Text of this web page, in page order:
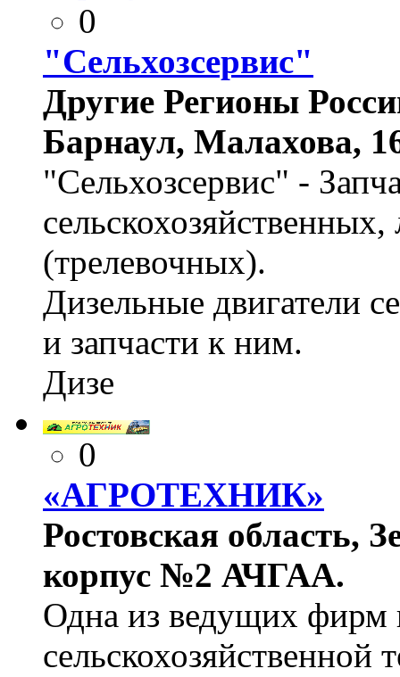
0
"Сельхозсервис"
Другие Регионы
Барнаул, Малахова,
"Сельхозсервис" -
(трелевочных).
Дизельные двигатели
и запчасти к ним.
Дизе
0
«АГРОТЕХНИК»
Ростовская область,
корпус №2 АЧГАА.
Одна из ведущих фирм
сельскохозяйственной